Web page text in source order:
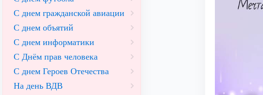
С днем гражданской авиации
С днем объятий
С днем информатики
С Днём прав человека
С днем Героев Отечества
На день ВДВ